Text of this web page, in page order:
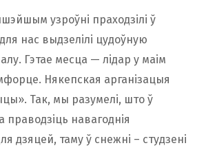
узроўні праходзілі ў
нас выдзелілі цудоўную
Гэтае месца — лідар у маім
Някепская арганізацыя
Так, мы разумелі, што ў
праводзіць навагоднія
дзяцей, таму ў снежні – студзені